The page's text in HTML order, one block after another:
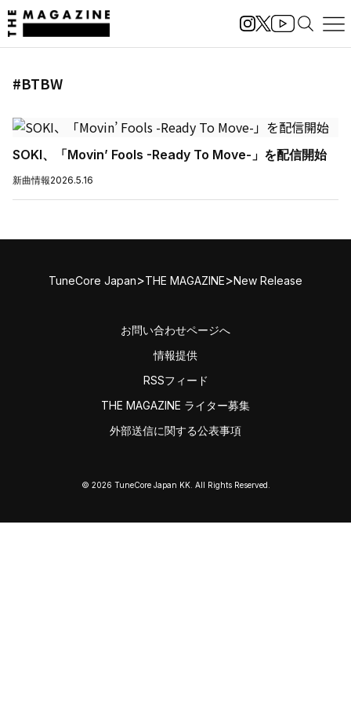
#BTBW
SOKI、「Movin’ Fools -Ready To Move-」を配信開始
新曲情報2026.5.16
TuneCore Japan>THE MAGAZINE>New Release
お問い合わせページへ
情報提供
RSSフィード
THE MAGAZINE ライター募集
外部送信に関する公表事項
© 2026 TuneCore Japan KK. All Rights Reserved.